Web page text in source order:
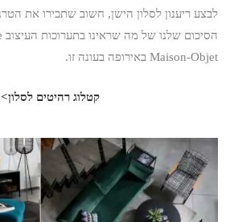
Maison-Objet באירופה בעונה זו.
קטלוג רהיטים לסלון>